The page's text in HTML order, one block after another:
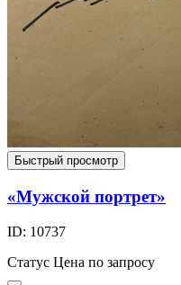
Быстрый просмотр
«Мужской портрет»
ID: 10737
Статус Цена по запросу